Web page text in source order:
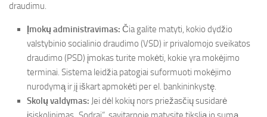
draudimu.
Įmokų administravimas: Čia galite matyti, kokio dydžio
valstybinio socialinio draudimo (VSD) ir privalomojo sveikatos
draudimo (PSD) įmokas turite mokėti, kokie yra mokėjimo
terminai. Sistema leidžia patogiai suformuoti mokėjimo
nurodymą ir jį iškart apmokėti per el. bankininkystę.
Skolų valdymas: Jei dėl kokių nors priežasčių susidarė